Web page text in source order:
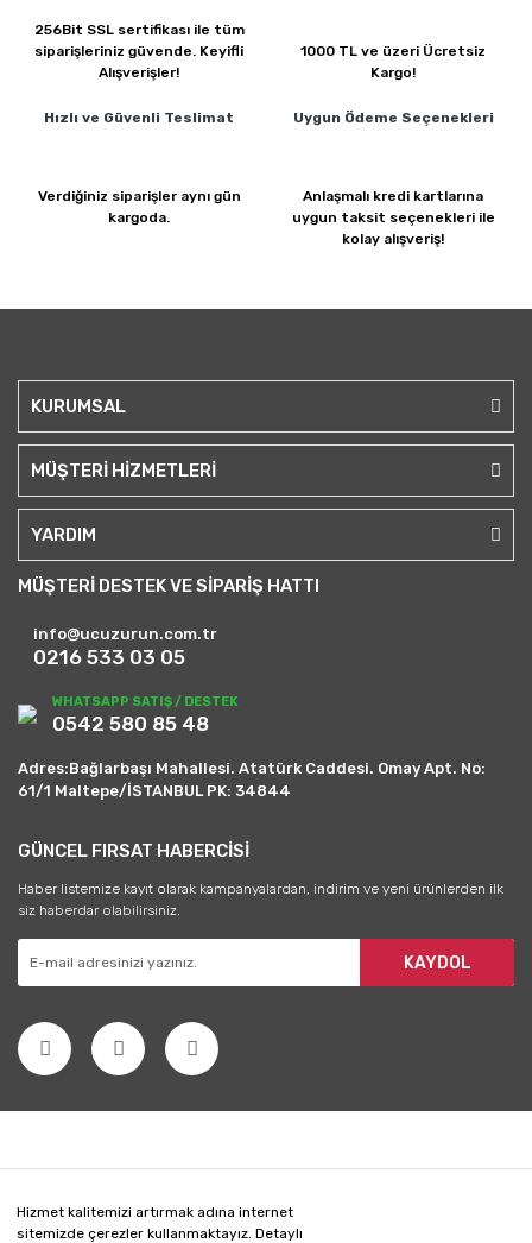
Hizmet kalitemizi artırmak adına internet
sitemizde çerezler kullanmaktayız. Detaylı
256Bit SSL sertifikası ile tüm
siparişleriniz güvende. Keyifli
Alışverişler!
1000 TL ve üzeri Ücretsiz
Kargo!
Hızlı ve Güvenli Teslimat
Verdiğiniz siparişler aynı gün
kargoda.
Uygun Ödeme Seçenekleri
Anlaşmalı kredi kartlarına
uygun taksit seçenekleri ile
kolay alışveriş!
KURUMSAL
MÜŞTERİ HİZMETLERİ
YARDIM
MÜŞTERİ DESTEK VE SİPARİŞ HATTI
info@ucuzurun.com.tr
0216 533 03 05
WHATSAPP SATIŞ / DESTEK
0542 580 85 48
Adres:Bağlarbaşı Mahallesi. Atatürk Caddesi. Omay Apt. No:
61/1 Maltepe/İSTANBUL PK: 34844
GÜNCEL FIRSAT HABERCİSİ
Haber listemize kayıt olarak kampanyalardan, indirim ve yeni ürünlerden ilk
siz haberdar olabilirsiniz.
KAYDOL